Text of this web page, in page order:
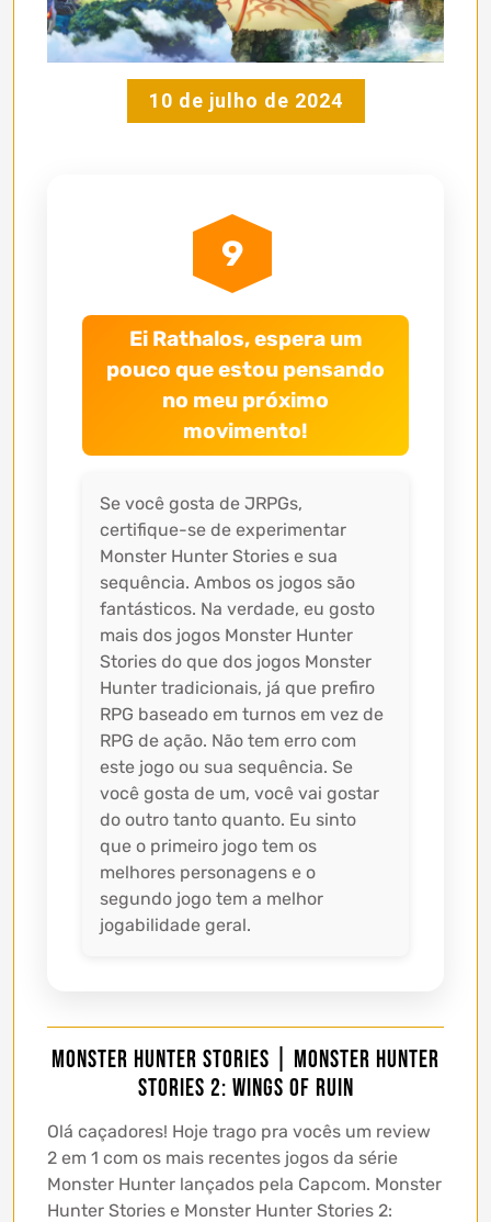
10 de julho de 2024
9
Ei Rathalos, espera um
pouco que estou pensando
no meu próximo
movimento!
Se você gosta de JRPGs,
certifique-se de experimentar
Monster Hunter Stories e sua
sequência. Ambos os jogos são
fantásticos. Na verdade, eu gosto
mais dos jogos Monster Hunter
Stories do que dos jogos Monster
Hunter tradicionais, já que prefiro
RPG baseado em turnos em vez de
RPG de ação. Não tem erro com
este jogo ou sua sequência. Se
você gosta de um, você vai gostar
do outro tanto quanto. Eu sinto
que o primeiro jogo tem os
melhores personagens e o
segundo jogo tem a melhor
jogabilidade geral.
Monster Hunter Stories | Monster Hunter
Stories 2: Wings of Ruin
Olá caçadores! Hoje trago pra vocês um review
2 em 1 com os mais recentes jogos da série
Monster Hunter lançados pela Capcom. Monster
Hunter Stories e Monster Hunter Stories 2: